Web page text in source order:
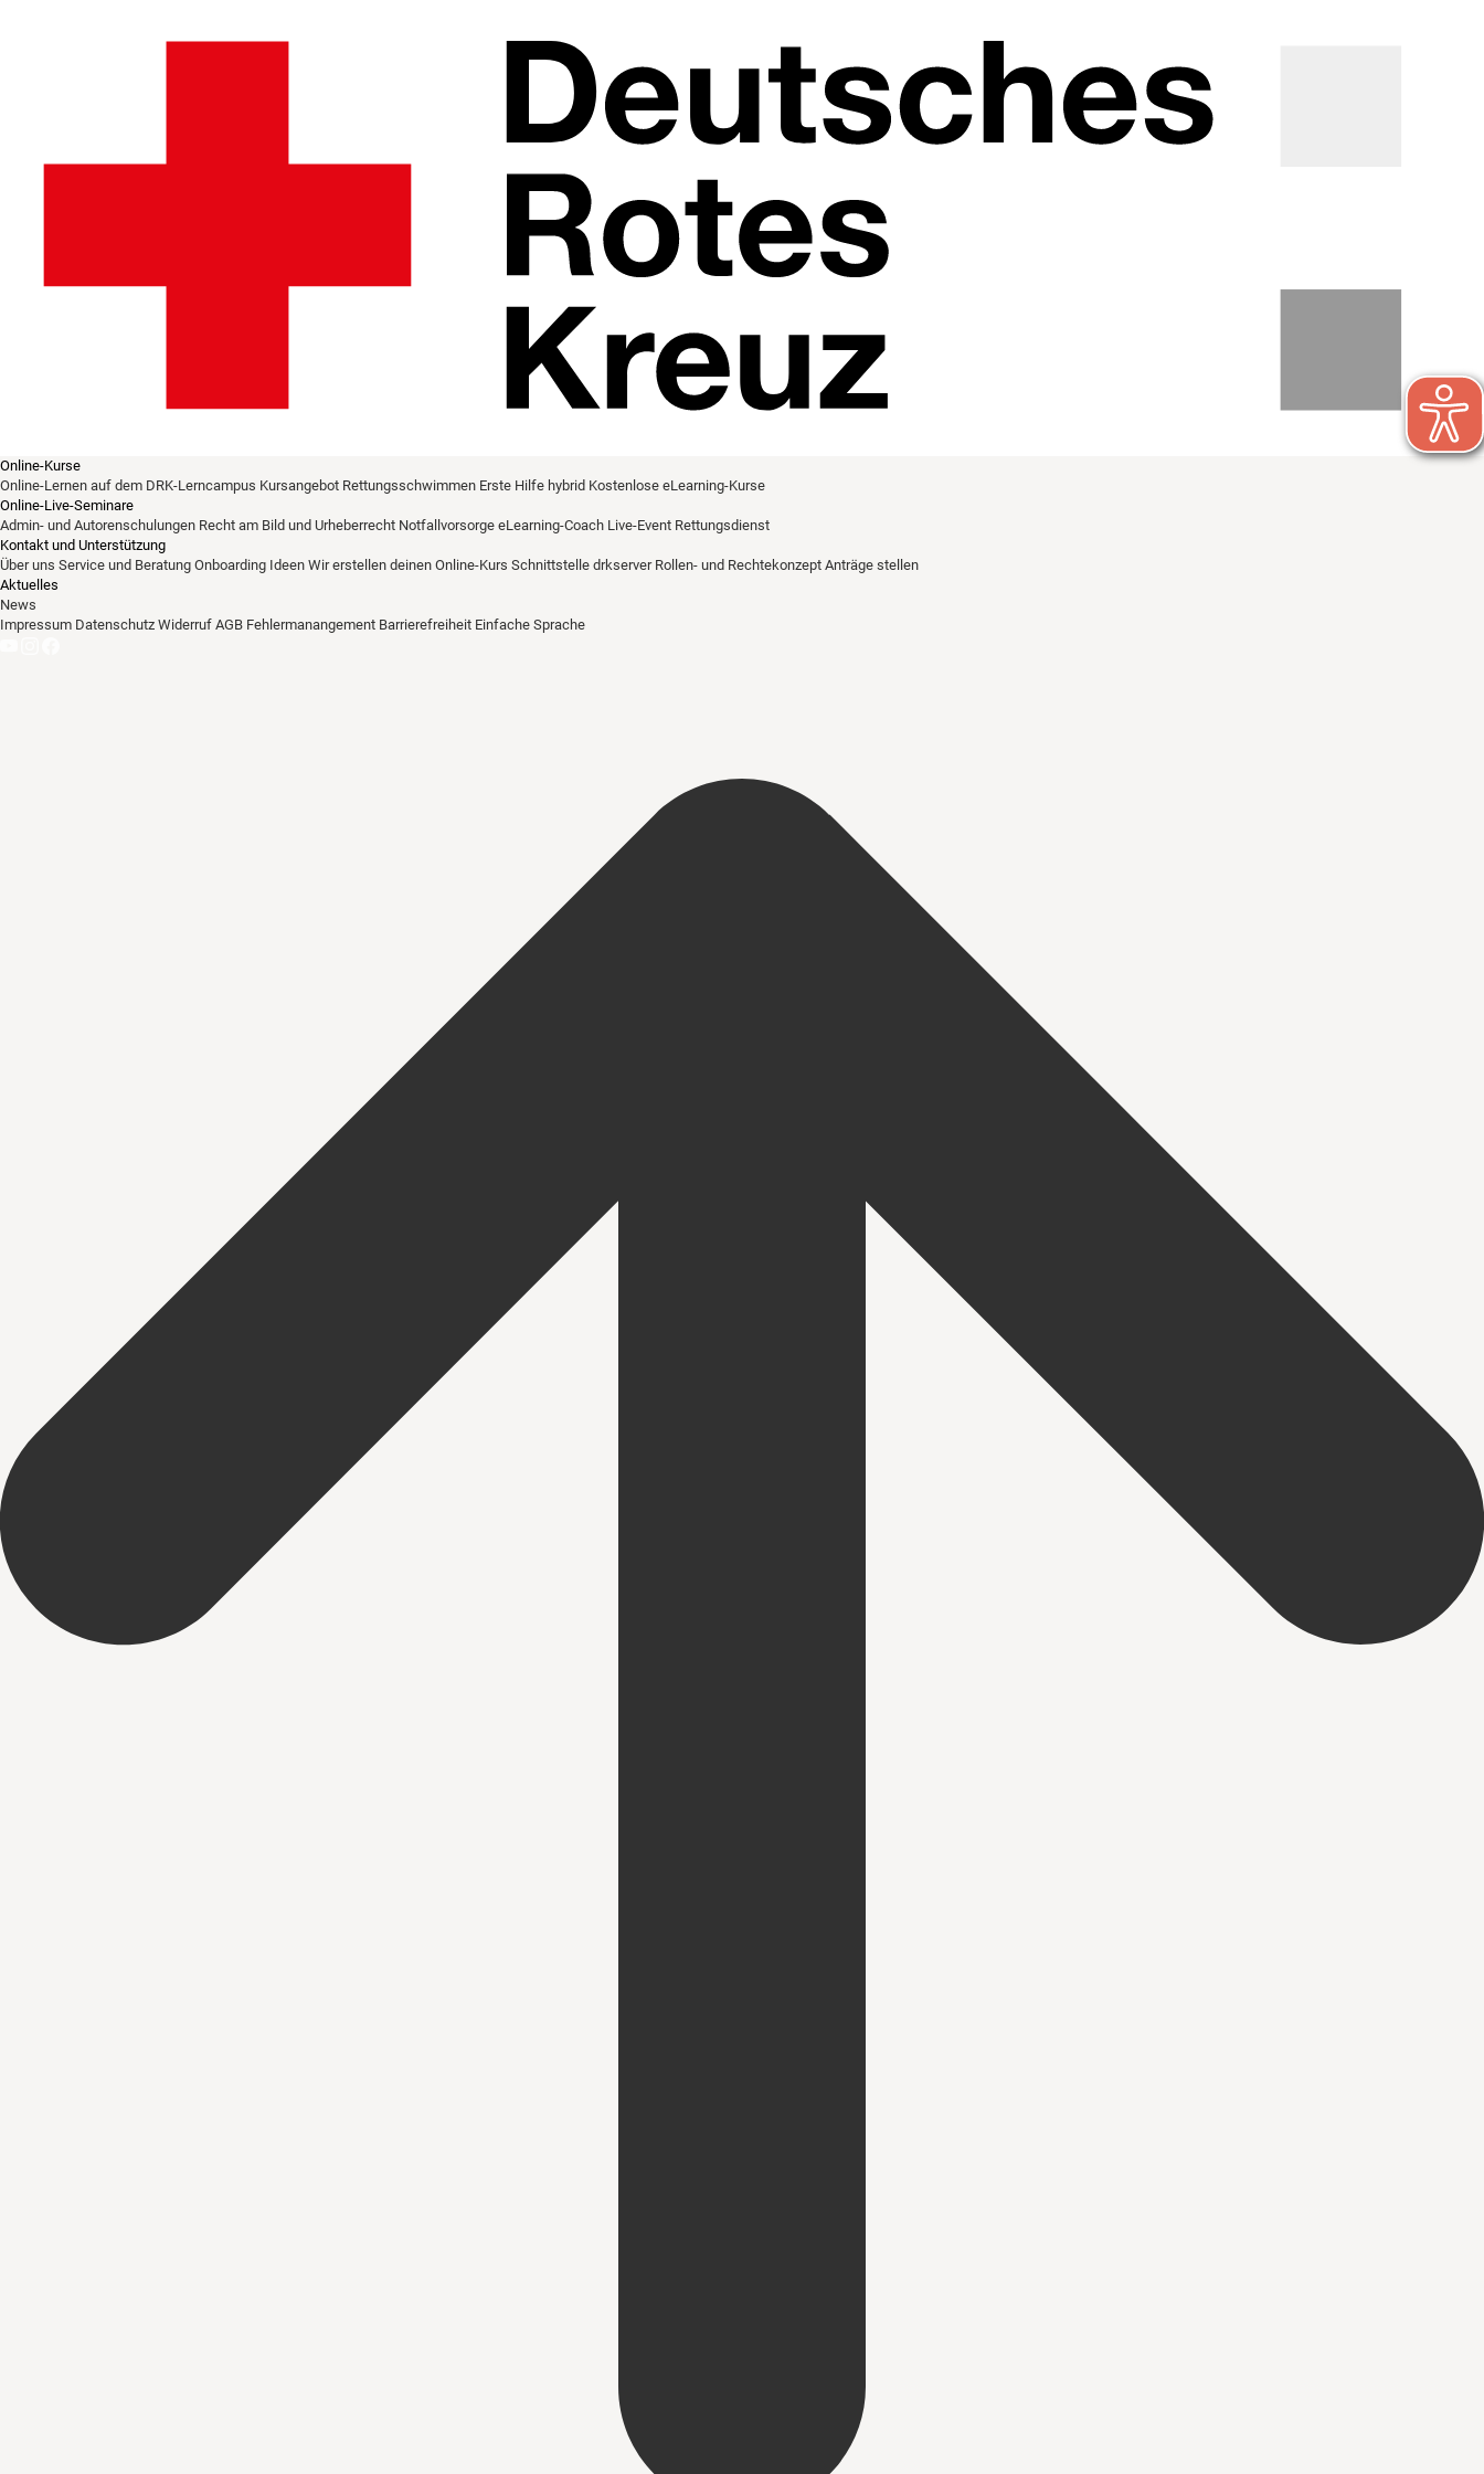
Online-Kurse
Online-Lernen auf dem DRK-Lerncampus Kursangebot Rettungsschwimmen Erste Hilfe hybrid Kostenlose eLearning-Kurse
Online-Live-Seminare
Admin- und Autorenschulungen Recht am Bild und Urheberrecht Notfallvorsorge eLearning-Coach Live-Event Rettungsdienst
Kontakt und Unterstützung
Über uns Service und Beratung Onboarding Ideen Wir erstellen deinen Online-Kurs Schnittstelle drkserver Rollen- und Rechtekonzept Anträge stellen
Aktuelles
News
Impressum Datenschutz Widerruf AGB Fehlermanangement Barrierefreiheit Einfache Sprache